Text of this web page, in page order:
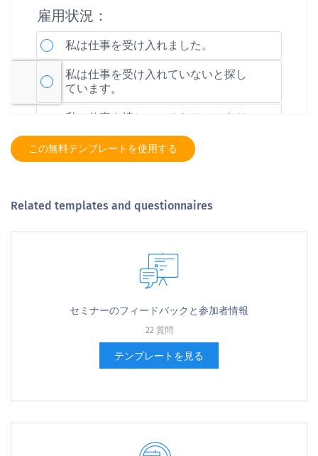
この無料テンプレートを使用する
Related templates and questionnaires
セミナーのフィードバックと参加者情報
22 質問
テンプレートを見る